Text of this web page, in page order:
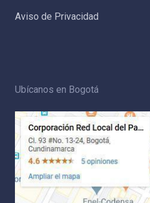
Aviso de Privacidad
Ubícanos en Bogotá